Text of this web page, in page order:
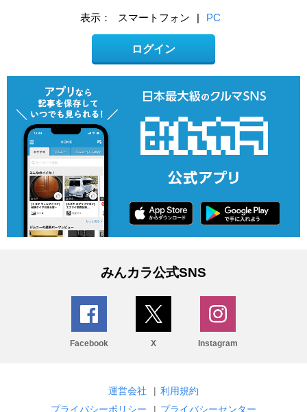
表示： スマートフォン | PC
ログイン
みんカラ公式SNS
Facebook X Instagram
運営会社 | 利用規約
プライバシーポリシー
| プライバシーセンター